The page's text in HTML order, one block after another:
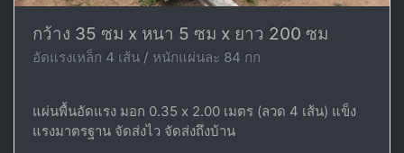
กว้าง 35 ซม x หนา 5 ซม x ยาว 200 ซม
อัดแรงเหล็ก 4 เส้น / หนักแผ่นละ 84 กก
แผ่นพื้นอัดแรง มอก 0.35 x 2.00 เมตร (ลวด 4 เส้น) แข็ง
แรงมาตรฐาน จัดส่งไว จัดส่งถึงบ้าน